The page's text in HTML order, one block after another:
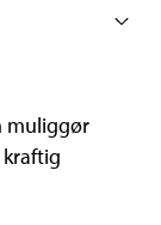
muliggør